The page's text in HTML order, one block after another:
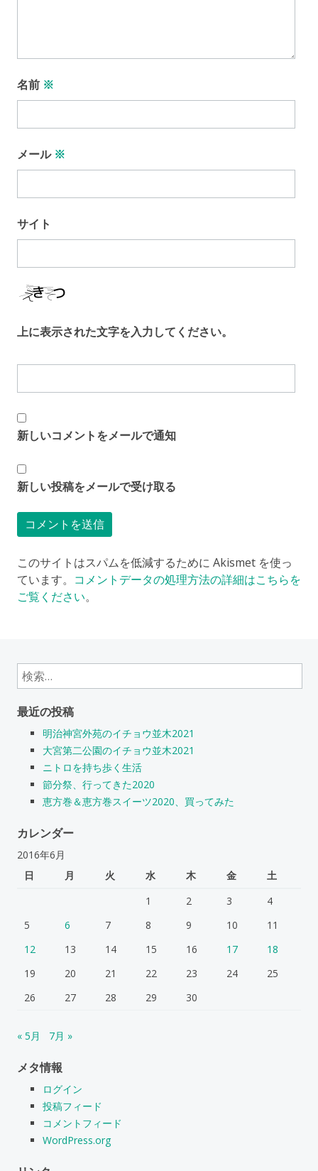
名前 ※
メール ※
サイト
上に表示された文字を入力してください。
新しいコメントをメールで通知
新しい投稿をメールで受け取る
このサイトはスパムを低減するために Akismet を使っ
ています。 コメントデータの処理方法の詳細はこちらを
ご覧ください。
検
索:
最近の投稿
明治神宮外苑のイチョウ並木2021
大宮第二公園のイチョウ並木2021
ニトロを持ち歩く生活
節分祭、行ってきた2020
恵方巻＆恵方巻スイーツ2020、買ってみた
カレンダー
2016年6月
日
月 火 水 木 金
土
1
2 3
4
5
6 7 8 9 10
11
12
13 14 15 16 17
18
19
20 21 22 23 24
25
26
27 28 29 30
« 5月 7月 »
メタ情報
ログイン
投稿フィード
コメントフィード
WordPress.org